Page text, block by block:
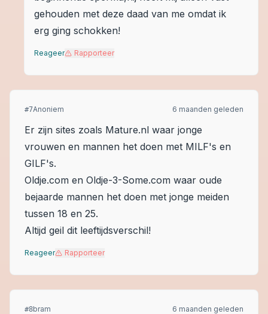
gehouden met deze daad van me omdat ik
erg ging schokken!
Reageer Rapporteer
#7Anoniem 6 maanden geleden
Er zijn sites zoals Mature.nl waar jonge
vrouwen en mannen het doen met MILF's en
GILF's.
Oldje.com en Oldje-3-Some.com waar oude
bejaarde mannen het doen met jonge meiden
tussen 18 en 25.
Altijd geil dit leeftijdsverschil!
Reageer Rapporteer
#8bram 6 maanden geleden